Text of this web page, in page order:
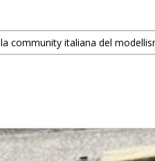
la community italiana del